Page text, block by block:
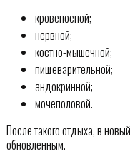
кровеносной;
нервной;
костно-мышечной;
пищеварительной;
эндокринной;
мочеполовой.
После такого отдыха, в
обновленным.